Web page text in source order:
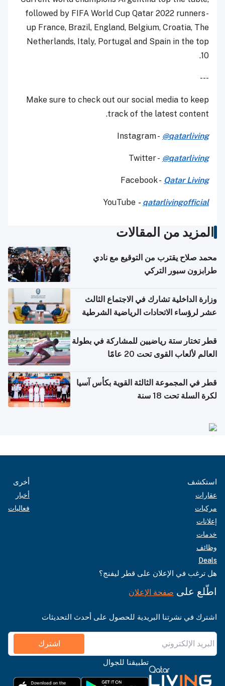
followed by FIFA World Cup Qatar 2022 runners-
up France, Brazil, England, Belgium, Croatia, The
Netherlands, Italy, Portugal and Spain in the top
10.
---
Make sure to check out our social media to keep
track of the latest content.
Instagram - @qatarliving
Twitter - @qatarliving
Facebook - Qatar Living
YouTube - qatarlivingofficial
المزيد من المقالات
محمد صلاح يقترب من التوقيع مع نادي
طرابزون سبور التركي
وزارة الداخلية تشارك في الاجتماع الثالث
عشر لرؤساء الاتحادات الرياضية الشرطية
قطر تختار ستة رياضيين للمشاركة في بطولة
العالم لألعاب القوى تحت 20 عامًا
قطر في المجموعة الثالثة القوية بكأس آسيا
لكرة السلة تحت 18 سنة
استكشف
عقارات
مركبات
إعلانات
خدمات
وظائف
Deals
أخرى
أخبار
فعاليات
هل ترغب في الإعلان على قطر ليفنج؟
اطّلع على صفحة الإعلان
اشترك في نشرتنا البريدية للحصول على أحدث التحديثات
اشترك
تطبيقنا للجوال